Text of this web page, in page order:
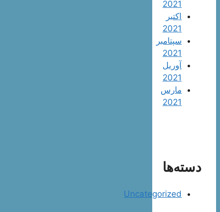
2021
اکتبر
2021
سپتامبر
2021
آوریل
2021
مارس
2021
دسته‌ها
Uncategorized